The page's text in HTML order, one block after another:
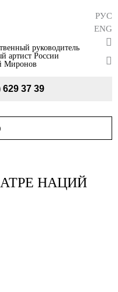
руководитель
артист России
Миронов
РУС
ENG
629 37 39
НАЦИЙ